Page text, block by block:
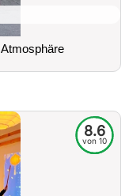
Atmosphäre
8.6
von 10